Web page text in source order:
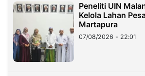
Peneliti UIN
Kelola Lahan
Martapura
07/08/2026 - 22:01